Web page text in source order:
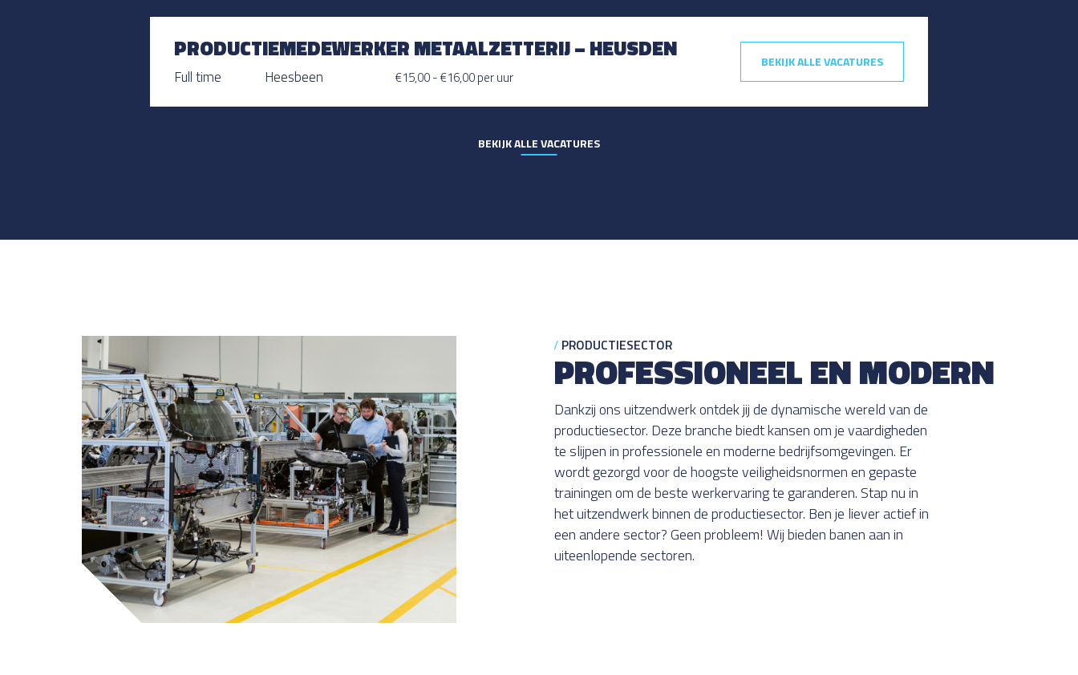
PRODUCTIEMEDEWERKER METAALZETTERIJ – HEUSDEN
Full time Heesbeen €15,00 - €16,00 per uur
BEKIJK ALLE VACATURES
BEKIJK ALLE VACATURES
PRODUCTIESECTOR
PROFESSIONEEL EN MODERN
Dankzij ons uitzendwerk ontdek jij de dynamische wereld van de
productiesector. Deze branche biedt kansen om je vaardigheden
te slijpen in professionele en moderne bedrijfsomgevingen. Er
wordt gezorgd voor de hoogste veiligheidsnormen en gepaste
trainingen om de beste werkervaring te garanderen. Stap nu in
het uitzendwerk binnen de productiesector. Ben je liever actief in
een andere sector? Geen probleem! Wij bieden banen aan in
uiteenlopende sectoren.